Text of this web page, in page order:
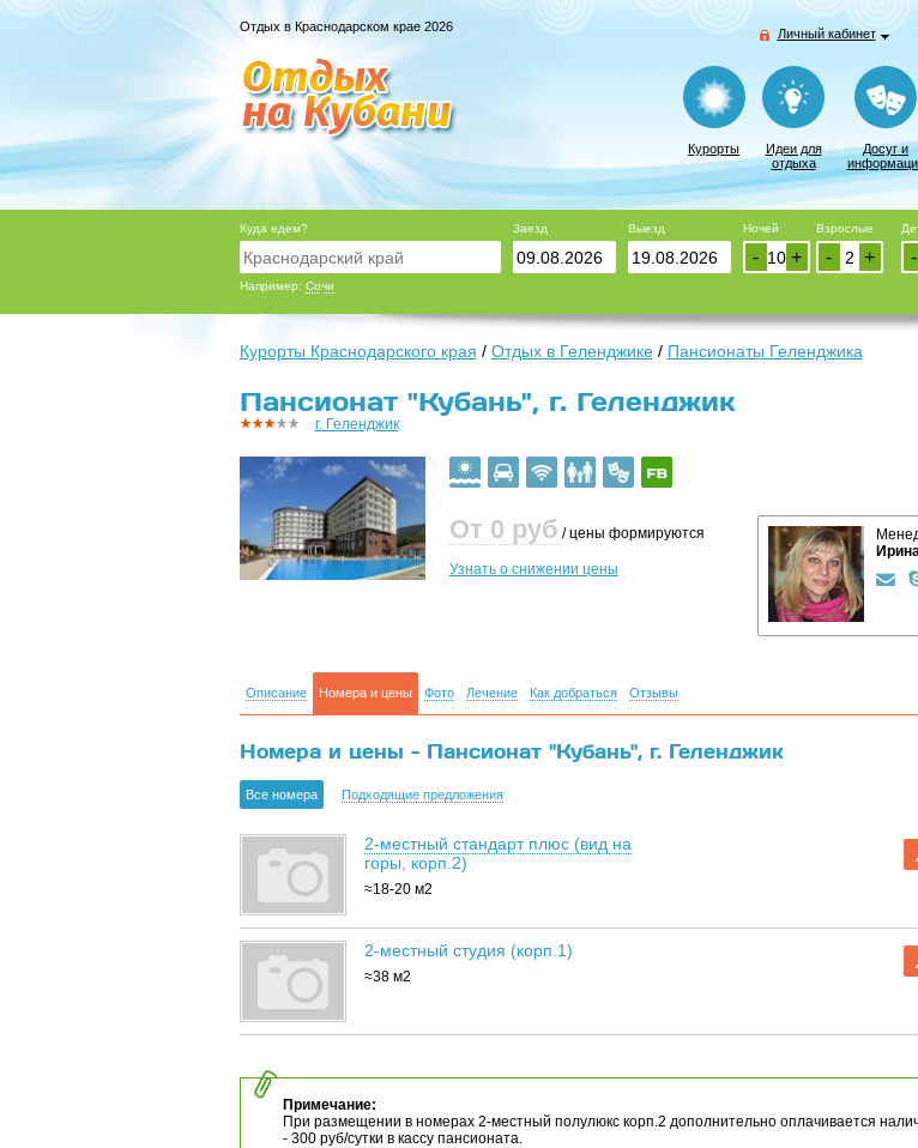
Отдых в Краснодарском крае 2026 Личный кабинет
Курорты
Идеи для
отдыха
Досуг и
Куда едем?
Например: Сочи
Заезд Выезд Ночей
+
-
Взрослые
+
- -
Курорты Краснодарского края / Отдых в Геленджике/ Пансионаты Геленджика
Пансионат "Кубань", г. Геленджик
г. Геленджик
От 0 руб / цены формируются
Узнать о снижении цены
Описание Номера и цены Фото Лечение Как добраться Отзывы
Номера и цены - Пансионат "Кубань", г. Геленджик
Все номера Подходящие предложения
2-местный стандарт плюс (вид на
горы, корп.2)
≈18-20 м2
2-местный студия (корп.1)
≈38 м2
Примечание:
При размещении в номерах 2-местный полулюкс корп.2 дополнительно оплачивается
- 300 руб/сутки в кассу пансионата.